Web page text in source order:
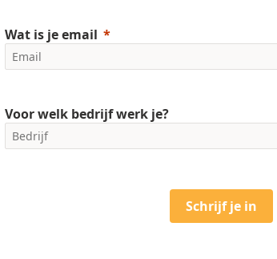
Wat is je email
Voor welk bedrijf werk je?
Schrijf je in